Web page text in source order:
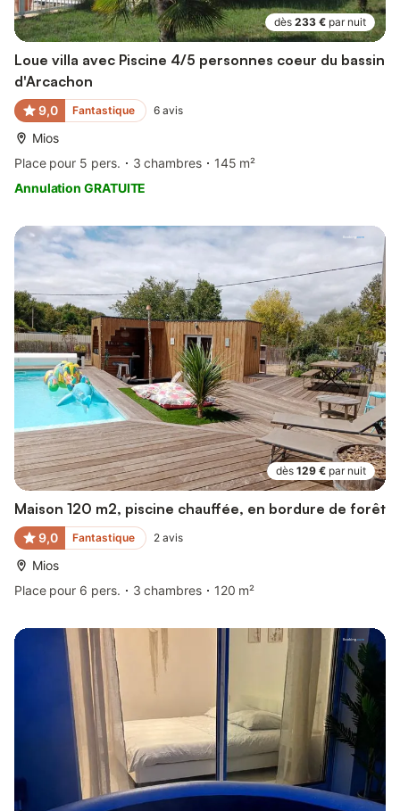
dès 233 € par nuit
Loue villa avec Piscine 4/5 personnes coeur du bassin
d'Arcachon
9,0 Fantastique 6 avis
Mios
Place pour 5 pers.
3 chambres
145 m²
Annulation GRATUITE
dès 129 € par nuit
Maison 120 m2, piscine chauffée, en bordure de forêt
9,0 Fantastique 2 avis
Mios
Place pour 6 pers.
3 chambres 120 m²